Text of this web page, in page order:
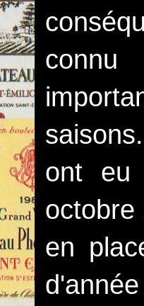
ont eu
en